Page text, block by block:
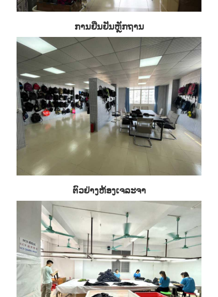
ການຢືນຢັນຫຼັກຖານ
ຕົວຢ່າງຫ້ອງເຈລະຈາ